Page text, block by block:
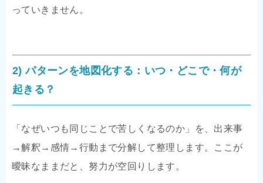
っていきません。
2) パターンを地図化する：いつ・どこで・何が
起きる？
「なぜいつも同じことで苦しくなるのか」を、出来事
→解釈→感情→行動まで分解して整理します。ここが
曖昧なままだと、努力が空回りします。